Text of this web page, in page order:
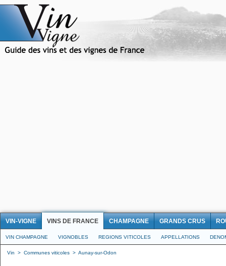
VIN-VIGNE VINS DE FRANCE CHAMPAGNE GRANDS CRUS
VIN CHAMPAGNE VIGNOBLES REGIONS VITICOLES APPELLATIONS
Vin > Communes viticoles > Aunay-sur-Odon